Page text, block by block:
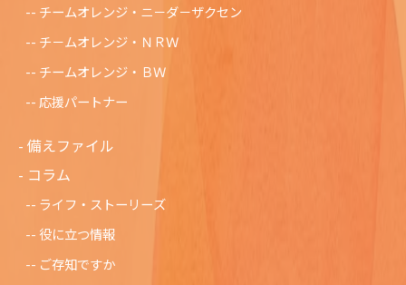
チームオレンジ・ニ－ダ－ザクセン
チ－ムオレンジ・ＮＲＷ
チームオレンジ・ＢＷ
応援パートナー
備えファイル
コラム
ライフ・ストーリーズ
役に立つ情報
ご存知ですか